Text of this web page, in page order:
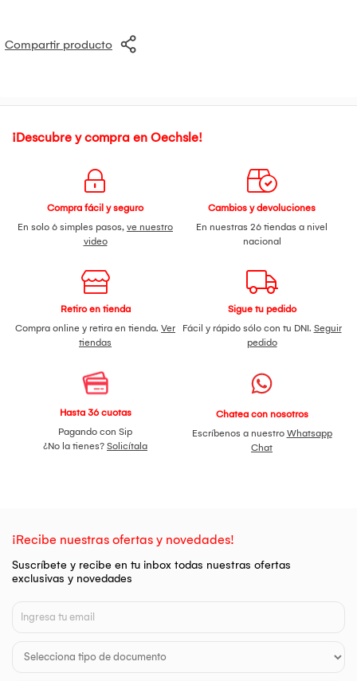
temperatura Diseño oval, ligero y ergonómico 4 en 1:
perfecta para secar, alisar, modelar y dar volumen 3
Compartir producto
¡Descubre y compra en Oechsle!
Compra fácil y seguro
En solo 6 simples pasos, ve nuestro
video
Cambios y devoluciones
En nuestras 26 tiendas a nivel
nacional
Retiro en tienda
Compra online y retira en tienda. Ver
tiendas
Sigue tu pedido
Fácil y rápido sólo con tu DNI. Seguir
pedido
Hasta 36 cuotas
Pagando con Sip
¿No la tienes? Solicítala
Chatea con nosotros
Escríbenos a nuestro Whatsapp
Chat
¡Recibe nuestras ofertas y novedades!
Suscríbete y recibe en tu inbox todas nuestras ofertas
exclusivas y novedades